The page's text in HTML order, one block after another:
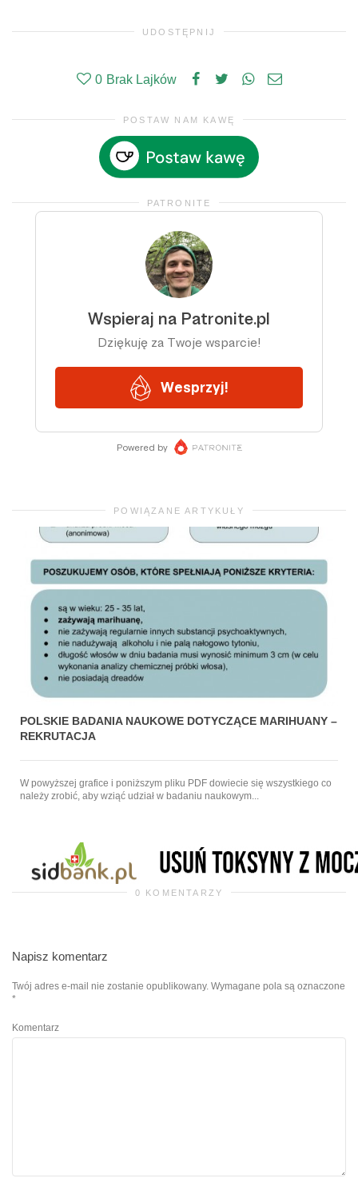
UDOSTĘPNIJ
0 Brak Lajków
POSTAW NAM KAWĘ
PATRONITE
POWIĄZANE ARTYKUŁY
POLSKIE BADANIA NAUKOWE DOTYCZĄCE MARIHUANY –
REKRUTACJA
W powyższej grafice i poniższym pliku PDF dowiecie się wszystkiego co
należy zrobić, aby wziąć udział w badaniu naukowym...
0 KOMENTARZY
Napisz komentarz
Twój adres e-mail nie zostanie opublikowany. Wymagane pola są oznaczone
*
Komentarz